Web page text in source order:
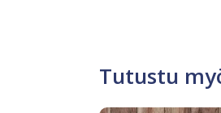
Tutustu